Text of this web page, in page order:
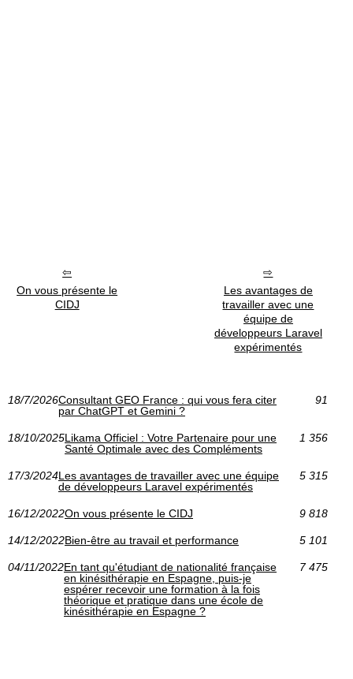
On vous présente le
CIDJ
Les avantages de
travailler avec une
équipe de
développeurs Laravel
expérimentés
18/7/2026Consultant GEO France : qui vous fera citer
par ChatGPT et Gemini ?
91
18/10/2025Likama Officiel : Votre Partenaire pour une
Santé Optimale avec des Compléments
1 356
17/3/2024Les avantages de travailler avec une équipe
de développeurs Laravel expérimentés
5 315
16/12/2022On vous présente le CIDJ 9 818
14/12/2022Bien-être au travail et performance 5 101
04/11/2022En tant qu'étudiant de nationalité française
en kinésithérapie en Espagne, puis-je
espérer recevoir une formation à la fois
théorique et pratique dans une école de
kinésithérapie en Espagne ?
7 475